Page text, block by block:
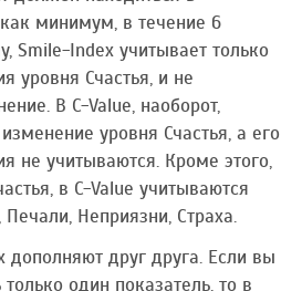
минимум, в течение 6
Smile-Index учитывает только
уровня Счастья, и не
В C-Value, наоборот,
уровня Счастья, а его
не учитываются. Кроме этого,
в C-Value учитываются
Неприязни, Страха.
дополняют друг друга. Если вы
только один показатель, то в